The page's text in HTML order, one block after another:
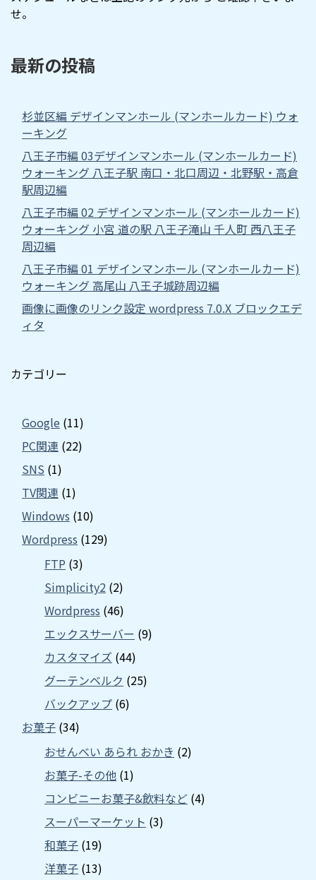
せ。
最新の投稿
杉並区編 デザインマンホール (マンホールカード) ウォ
ーキング
八王子市編 03デザインマンホール (マンホールカード)
ウォーキング 八王子駅 南口・北口周辺・北野駅・高倉
駅周辺編
八王子市編 02 デザインマンホール (マンホールカード)
ウォーキング 小宮 道の駅 八王子滝山 千人町 西八王子
周辺編
八王子市編 01 デザインマンホール (マンホールカード)
ウォーキング 高尾山 八王子城跡周辺編
画像に画像のリンク設定 wordpress 7.0.X ブロックエデ
ィタ
カテゴリー
Google (11)
PC関連 (22)
SNS (1)
TV関連 (1)
Windows (10)
Wordpress (129)
FTP (3)
Simplicity2 (2)
Wordpress (46)
エックスサーバー (9)
カスタマイズ (44)
グーテンベルク (25)
バックアップ (6)
お菓子 (34)
おせんべい あられ おかき (2)
お菓子-その他 (1)
コンビニーお菓子&飲料など (4)
スーパーマーケット (3)
和菓子 (19)
洋菓子 (13)